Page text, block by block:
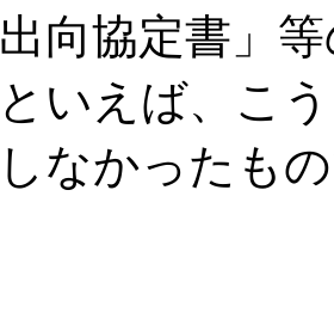
向協定書」
いえば、こ
なかったも